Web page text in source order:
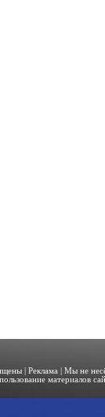
|Реклама
| Мы не
материалов